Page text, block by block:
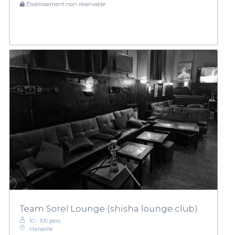
Établissement non réservable
Team Sorel Lounge (shisha lounge club)
10 - 100 pers.
Marseille